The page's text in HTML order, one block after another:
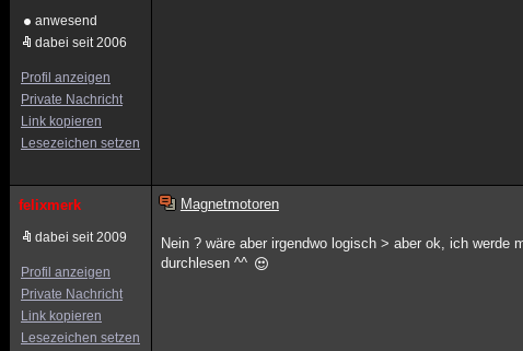
anwesend
dabei seit 2006
Profil anzeigen
Private Nachricht
Link kopieren
Lesezeichen setzen
felixmerk
dabei seit 2009
Profil anzeigen
Private Nachricht
Link kopieren
Lesezeichen setzen
Magnetmotoren
Nein ? wäre aber irgendwo logisch > aber ok, ich
durchlesen ^^